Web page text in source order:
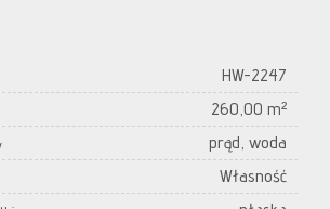
HW-2247
260,00 m²
prąd, woda
Własność